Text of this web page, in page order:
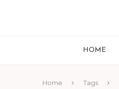
HOME
Home Tags